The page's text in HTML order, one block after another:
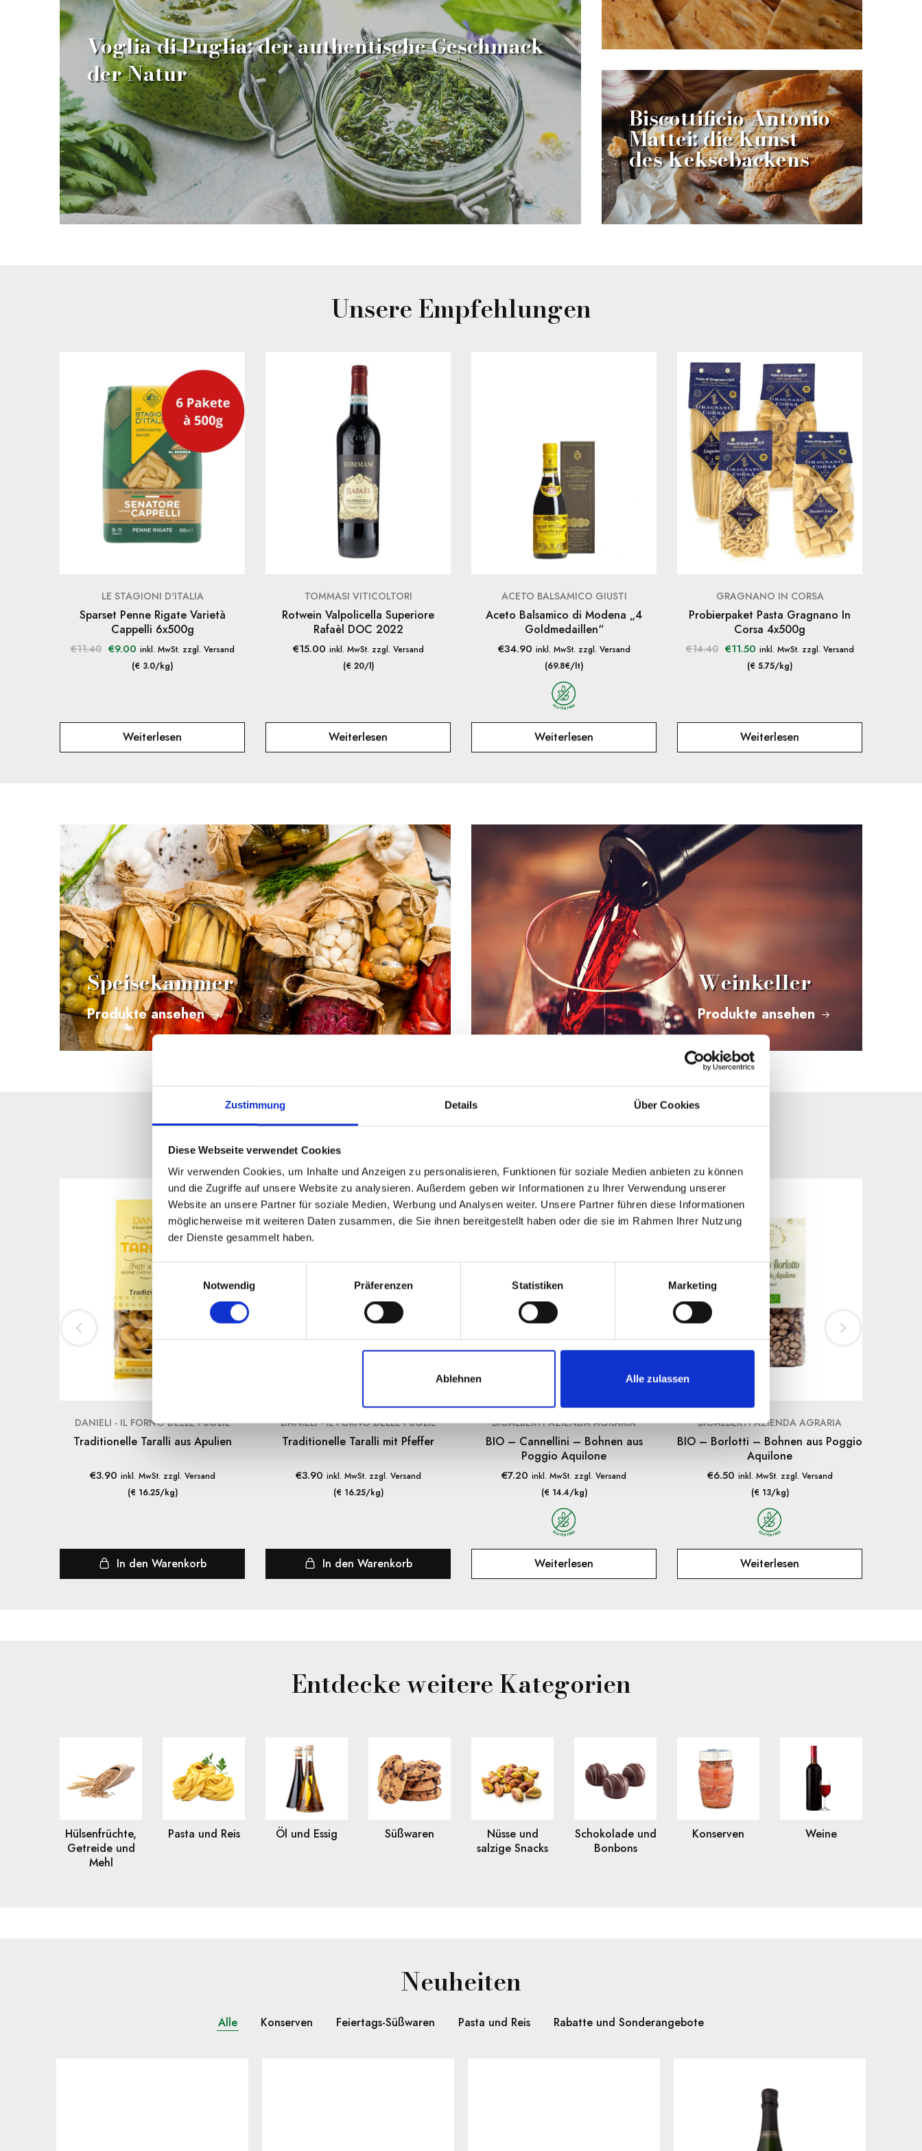
Zustimmung Details Über Cookies
Diese Webseite verwendet Cookies
Wir verwenden Cookies, um Inhalte und Anzeigen zu personalisieren, Funktionen für soziale Medien anbieten zu können
und die Zugriffe auf unsere Website zu analysieren. Außerdem geben wir Informationen zu Ihrer Verwendung unserer
Website an unsere Partner für soziale Medien, Werbung und Analysen weiter. Unsere Partner führen diese Informationen
möglicherweise mit weiteren Daten zusammen, die Sie ihnen bereitgestellt haben oder die sie im Rahmen Ihrer Nutzung
der Dienste gesammelt haben.
E
n
w
i
l
l
u
a
h
l
Notwendig Präferenzen Statistiken Marketing
Ablehnen Alle zulassen
Voglia di Puglia: der authentische Geschmack
der Natur
Biscottificio Antonio
Mattei: die Kunst
des Keksebackens
Unsere Empfehlungen
LE STAGIONI D'ITALIA
Sparset Penne Rigate Varietà
Cappelli 6x500g
€11.40 €9.00 inkl. MwSt. zzgl. Versand
(€ 3.0/kg)
Weiterlesen
TOMMASI VITICOLTORI
Rotwein Valpolicella Superiore
Rafaèl DOC 2022
€15.00 inkl. MwSt. zzgl. Versand
(€ 20/l)
Weiterlesen
ACETO BALSAMICO GIUSTI
Aceto Balsamico di Modena „4
Goldmedaillen“
€34.90 inkl. MwSt. zzgl. Versand
(69.8€/lt)
Weiterlesen
GRAGNANO IN CORSA
Probierpaket Pasta Gragnano In
Corsa 4x500g
€14.40 €11.50 inkl. MwSt. zzgl. Versand
(€ 5.75/kg)
Weiterlesen
Speisekammer
Produkte ansehen
Weinkeller
Produkte ansehen
Bestseller
DANIELI - IL FORNO DELLE PUGLIE
Traditionelle Taralli aus Apulien
€3.90 inkl. MwSt. zzgl. Versand
(€ 16.25/kg)
In den Warenkorb
DANIELI - IL FORNO DELLE PUGLIE
Traditionelle Taralli mit Pfeffer
€3.90 inkl. MwSt. zzgl. Versand
(€ 16.25/kg)
In den Warenkorb
BIOALBERTI AZIENDA AGRARIA
BIO – Cannellini – Bohnen aus
Poggio Aquilone
€7.20 inkl. MwSt. zzgl. Versand
(€ 14.4/kg)
Weiterlesen
BIOALBERTI AZIENDA AGRARIA
BIO – Borlotti – Bohnen aus Poggio
Aquilone
€6.50 inkl. MwSt. zzgl. Versand
(€ 13/kg)
Weiterlesen
Entdecke weitere Kategorien
Hülsenfrüchte,
Getreide und
Mehl
Pasta und Reis Öl und Essig Süßwaren
Nüsse und
salzige Snacks
Schokolade und
Bonbons
Konserven Weine
Neuheiten
Alle Konserven Feiertags-Süßwaren Pasta und Reis Rabatte und Sonderangebote